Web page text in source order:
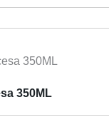
350ML